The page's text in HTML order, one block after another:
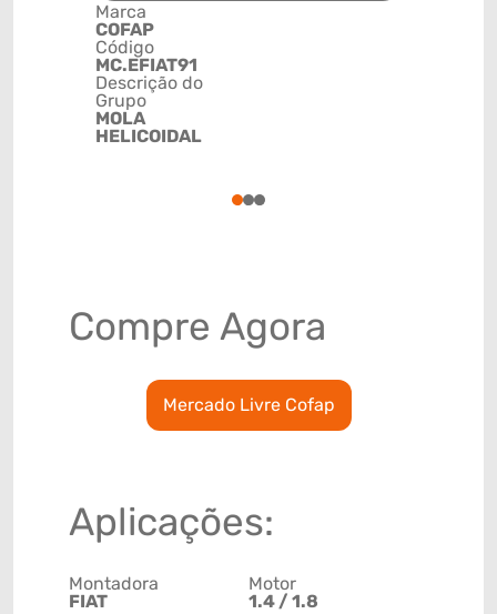
Marca
COFAP
Código
MC.EFIAT91
Descrição do
Grupo
MOLA
HELICOIDAL
123
Compre Agora
Mercado Livre Cofap
Aplicações:
Montadora
FIAT
Motor
1.4 / 1.8